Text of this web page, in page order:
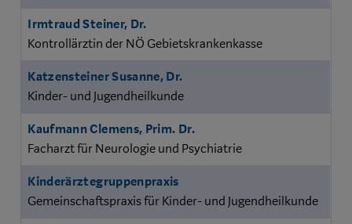
Irmtraud Steiner, Dr.
Kontrollärztin der NÖ Gebietskrankenkasse
Katzensteiner Susanne, Dr.
Kinder- und Jugendheilkunde
Kaufmann Clemens, Prim. Dr.
Facharzt für Neurologie und Psychiatrie
Kinderärztegruppenpraxis
Gemeinschaftspraxis für Kinder- und Jugendheilkunde